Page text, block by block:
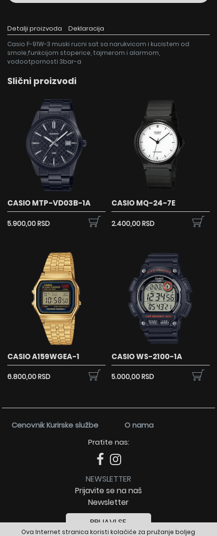
Ova Internet stranica koristi kolačiće za pružanje boljeg
Detalji proizvoda Deklaracija
Casio F-91W-3 muski rucni sat sa narukvicom i kucistem od
smole,funkcijom stoperice, tajmerom i alarmom,
vodootpornosti 3bar-a
Slični proizvodi
CASIO MTP-VD03B-1A
5.900,00 RSD
CASIO MQ-24-7E
2.400,00 RSD
CASIO A159WGEA-1
6.800,00 RSD
CASIO WS-2100-1A
5.000,00 RSD
Cenovnik Kurirske službe
O nama
Pratite nas:
NEWSLETTER
Prijavite se na naš
Newsletter
PRIJAVI SE